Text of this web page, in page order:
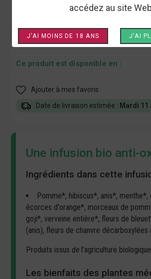
accédez au site
J'AI MOINS DE 18 ANS J'AI
neuronal. Sommeil réparateur, posologie
Ce produit est disponible en :
Ajouter à mes favoris
Date de livraison estimée : Mardi 11
Une infusion bio anti-
Ingrédients dans cette
Pomme*, hibiscus*, anis*, menthe*,
écorces d'orange*, morceaux de
goji*, verveine entière*, fleurs de
(anis), fleurs de chanvre décarboxylées
Produits issus de l’agriculture biologique
Les bienfaits des plantes